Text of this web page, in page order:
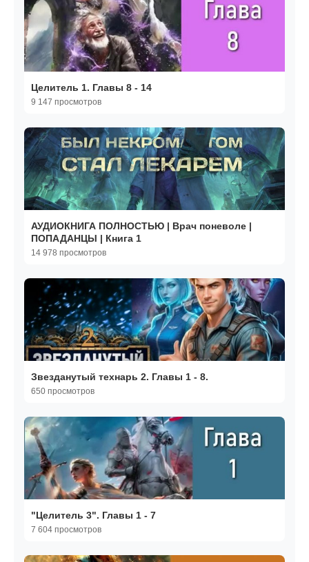
Целитель 1. Главы 8 - 14
9 147 просмотров
АУДИОКНИГА ПОЛНОСТЬЮ | Врач поневоле |
ПОПАДАНЦЫ | Книга 1
14 978 просмотров
Звезданутый технарь 2. Главы 1 - 8.
650 просмотров
"Целитель 3". Главы 1 - 7
7 604 просмотров